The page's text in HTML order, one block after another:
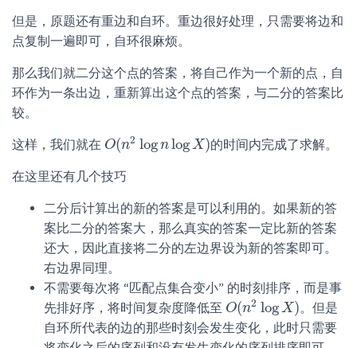
但是，原题还有重边和自环。重边很好处理，只需要将边和
点复制一遍即可，自环很麻烦。
那么我们就二分这个点的答案，将自己作为一个新的点，自
环作为一条出边，重新算出这个点的答案，与二分的答案比
较。
这样，我们就在 O(n2 lognlogX)
O(n2 lognlogX)
的时间内完成了求解。
在这里还有几个技巧
二分后计算出的新的答案是可以利用的。如果新的答
案比二分的答案大，那么真实的答案一定比新的答案
还大，因此直接将二分的左边界设为新的答案即可。
右边界同理。
不需要每次将 “匹配点集合变小” 的时刻排序，而是事
先排好序，将时间复杂度降低至 O(n2 logX)
O(n2 logX)
。但是
自环所代表的边的那些时刻会发生变化，此时只需要